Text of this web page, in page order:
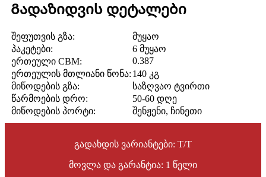
Გადაზიდვის დეტალები
შეფუთვის გზა:
მუყაო
პაკეტები:
6 მუყაო
ერთეული CBM:
0.387
ერთეულის მთლიანი წონა: 140 კგ
მიწოდების გზა:
საზღვაო ტვირთი
წარმოების დრო:
50-60 დღე
მიწოდების პორტი:
შენჟენი, ჩინეთი
გადახდის ვარიანტები: T/T
მოვლა და გარანტია: 1 წელი